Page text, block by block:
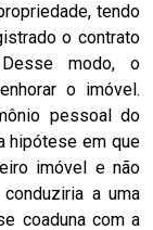
tendo
o contrato
modo, o
o imóvel.
pessoal do
hipótese em que
imóvel e não
a uma
coaduna com a